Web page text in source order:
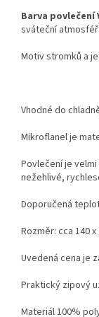
Barva povlečení
sváteční
Motiv stromků a
Vhodné do
Mikroflanel je
Povlečení je
nežehlivé,
Doporučená
Rozměr: cca 140
Uvedená cena je
Praktický zipový
Materiál 100%